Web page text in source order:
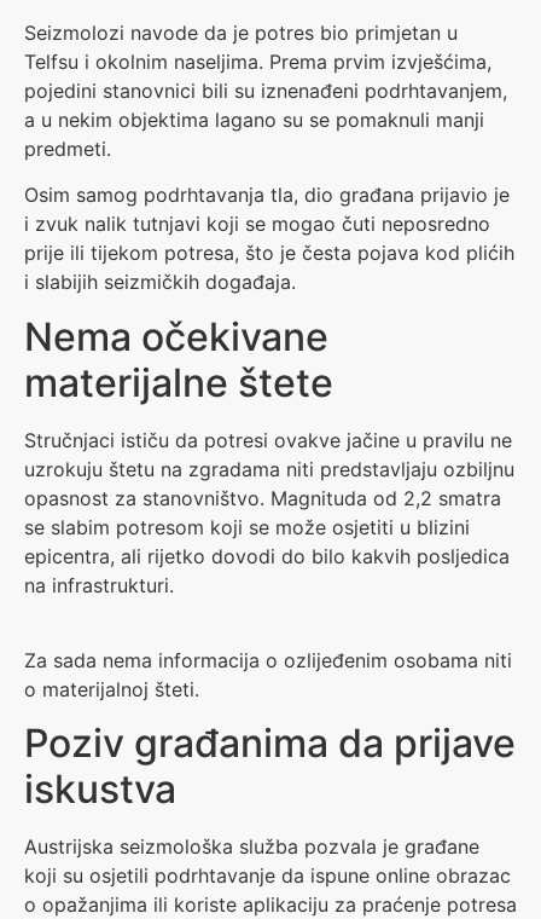
Seizmolozi navode da je potres bio primjetan u
Telfsu i okolnim naseljima. Prema prvim izvješćima,
pojedini stanovnici bili su iznenađeni podrhtavanjem,
a u nekim objektima lagano su se pomaknuli manji
predmeti.
Osim samog podrhtavanja tla, dio građana prijavio je
i zvuk nalik tutnjavi koji se mogao čuti neposredno
prije ili tijekom potresa, što je česta pojava kod plićih
i slabijih seizmičkih događaja.
Nema očekivane
materijalne štete
Stručnjaci ističu da potresi ovakve jačine u pravilu ne
uzrokuju štetu na zgradama niti predstavljaju ozbiljnu
opasnost za stanovništvo. Magnituda od 2,2 smatra
se slabim potresom koji se može osjetiti u blizini
epicentra, ali rijetko dovodi do bilo kakvih posljedica
na infrastrukturi.
Za sada nema informacija o ozlijeđenim osobama niti
o materijalnoj šteti.
Poziv građanima da prijave
iskustva
Austrijska seizmološka služba pozvala je građane
koji su osjetili podrhtavanje da ispune online obrazac
o opažanjima ili koriste aplikaciju za praćenje potresa